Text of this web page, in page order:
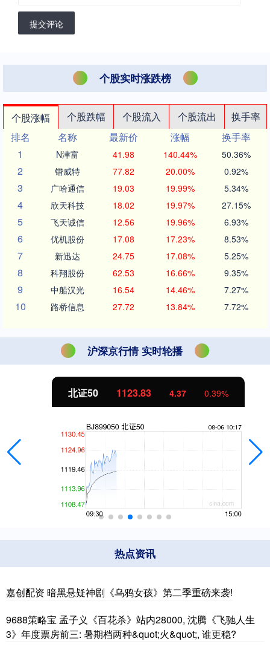
提交评论
个股实时涨跌榜
个股涨幅 个股跌幅 个股流入 个股流出
换手率
排名
名称 最新价 涨幅
换手率
1
N津富 41.98 140.44% 50.36%
2 锴威特 77.82 20.00% 0.92%
3 广哈通信 19.03 19.99% 5.34%
4 欣天科技 18.02 19.97% 27.15%
5 飞天诚信 12.56 19.96% 6.93%
6 优机股份 17.08 17.23% 8.53%
7 新迅达 24.75 17.08% 5.25%
8 科翔股份 62.53 16.66% 9.35%
9 中船汉光 16.54 14.46% 7.27%
10 路桥信息 27.72 13.84% 7.72%
沪深京行情 实时轮播
北证50 1123.83 4.37 0.39%
热点资讯
嘉创配资 暗黑悬疑神剧《乌鸦女孩》第二季重磅来袭!
9688策略宝 孟子义《百花杀》站内28000, 沈腾《飞驰人生
3》年度票房前三: 暑期档两种&quot;火&quot;, 谁更稳?